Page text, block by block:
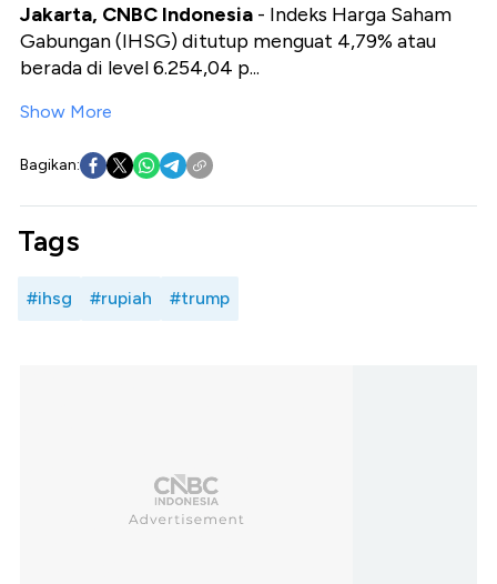
Jakarta, CNBC Indonesia - Indeks Harga Saham
Gabungan (IHSG) ditutup menguat 4,79% atau
berada di level 6.254,04 p...
Show More
Bagikan:
Tags
#ihsg #rupiah #trump